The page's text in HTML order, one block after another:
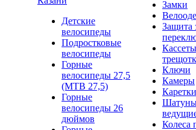
Детские
велосипеды
Подростковые
велосипеды
Горные
велосипеды 27,5
(MTB 27,5)
Горные
велосипеды 26
дюймов
Замки
Защита
Ключи
Камеры
Каретки
Колеса